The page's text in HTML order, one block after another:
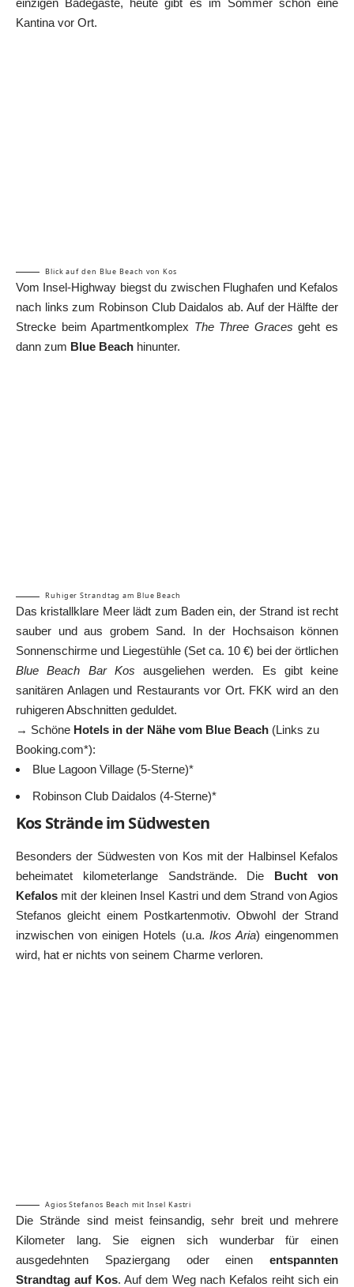
Kantina vor Ort.
Blick auf den Blue Beach von Kos
Vom Insel-Highway biegst du zwischen Flughafen und Kefalos
nach links zum Robinson Club Daidalos ab. Auf der Hälfte der
Strecke beim Apartmentkomplex The Three Graces geht es
dann zum Blue Beach hinunter.
Ruhiger Strandtag am Blue Beach
Das kristallklare Meer lädt zum Baden ein, der Strand ist recht
sauber und aus grobem Sand. In der Hochsaison können
Sonnenschirme und Liegestühle (Set ca. 10 €) bei der örtlichen
Blue Beach Bar Kos ausgeliehen werden. Es gibt keine
sanitären Anlagen und Restaurants vor Ort. FKK wird an den
ruhigeren Abschnitten geduldet.
→ Schöne Hotels in der Nähe vom Blue Beach (Links zu
Booking.com*):
Blue Lagoon Village (5-Sterne)*
Robinson Club Daidalos (4-Sterne)*
Kos Strände im Südwesten
Besonders der Südwesten von Kos mit der Halbinsel Kefalos
beheimatet kilometerlange Sandstrände. Die
Bucht von
Kefalos mit der kleinen Insel Kastri und dem Strand von Agios
Stefanos gleicht einem Postkartenmotiv. Obwohl der Strand
inzwischen von einigen Hotels (u.a. Ikos Aria) eingenommen
wird, hat er nichts von seinem Charme verloren.
Agios Stefanos Beach mit Insel Kastri
Die Strände sind meist feinsandig, sehr breit und mehrere
Kilometer lang. Sie eignen sich wunderbar für einen
ausgedehnten Spaziergang oder einen entspannten
Strandtag auf Kos. Auf dem Weg nach Kefalos reiht sich ein